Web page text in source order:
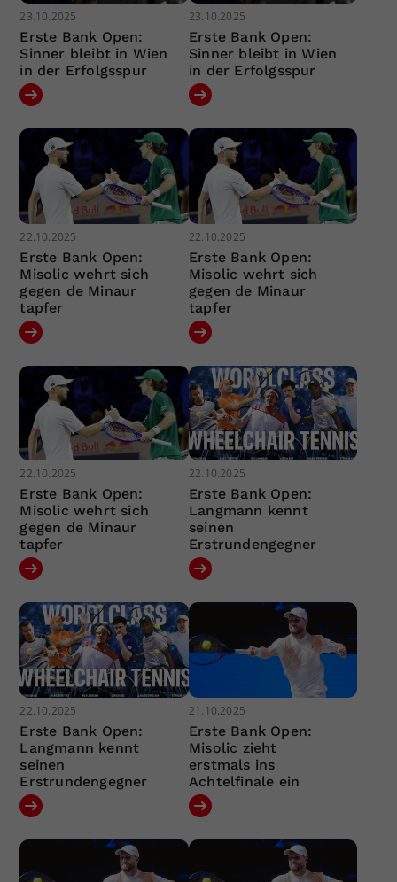
23.10.2025
Erste Bank Open:
Sinner bleibt in Wien
in der Erfolgsspur
23.10.2025
Erste Bank Open:
Sinner bleibt in Wien
in der Erfolgsspur
22.10.2025
Erste Bank Open:
Misolic wehrt sich
gegen de Minaur
tapfer
22.10.2025
Erste Bank Open:
Misolic wehrt sich
gegen de Minaur
tapfer
22.10.2025
Erste Bank Open:
Misolic wehrt sich
gegen de Minaur
tapfer
22.10.2025
Erste Bank Open:
Langmann kennt
seinen
Erstrundengegner
22.10.2025
Erste Bank Open:
Langmann kennt
seinen
Erstrundengegner
21.10.2025
Erste Bank Open:
Misolic zieht
erstmals ins
Achtelfinale ein